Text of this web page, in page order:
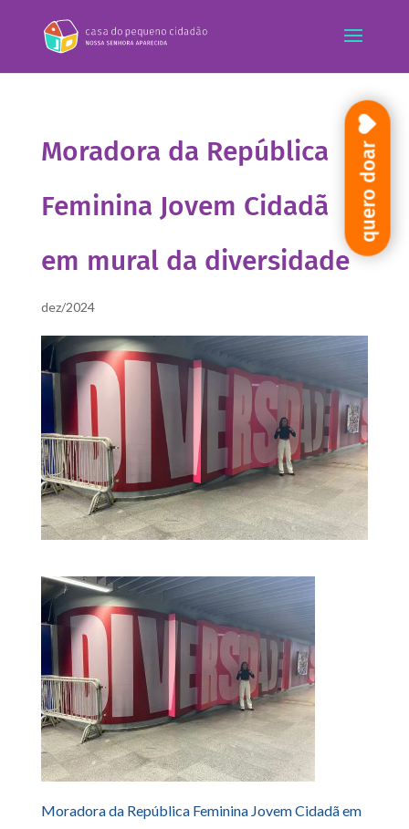
Moradora da República
Feminina Jovem Cidadã
em mural da diversidade
dez/2024
Moradora da República Feminina Jovem Cidadã em
quero doar